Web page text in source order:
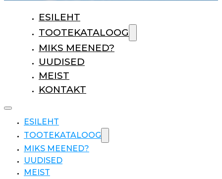
ESILEHT
TOOTEKATALOOG
MIKS MEENED?
UUDISED
MEIST
KONTAKT
ESILEHT
TOOTEKATALOOG
MIKS MEENED?
UUDISED
MEIST